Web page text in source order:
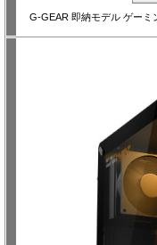
G-GEAR 即納モデル ゲーミ